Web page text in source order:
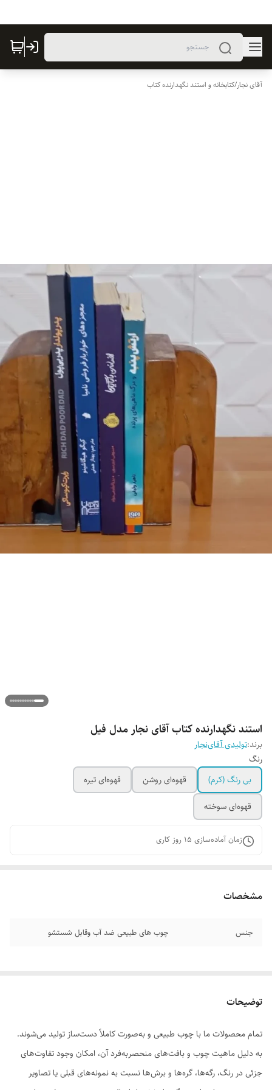
آقای نجار/کتابخانه و استند نگهدارنده کتاب
استند نگهدارنده کتاب آقای نجار مدل فیل
برند:تولیدی آقای‌نجار
رنگ
بی رنگ (کرم)
قهوه‌ای روشن
قهوه‌ای تیره
قهوه‌ای سوخته
زمان آماده‌سازی 15 روز کاری
مشخصات
جنس چوب های طبیعی ضد آب وقابل شستشو
توضیحات
تمام محصولات ما با چوب طبیعی و به‌صورت کاملاً دست‌ساز تولید می‌شوند.
به دلیل ماهیت چوب و بافت‌های منحصر‌به‌فرد آن، امکان وجود تفاوت‌های
جزئی در رنگ، رگه‌ها، گره‌ها و برش‌ها نسبت به نمونه‌های قبلی یا تصاویر